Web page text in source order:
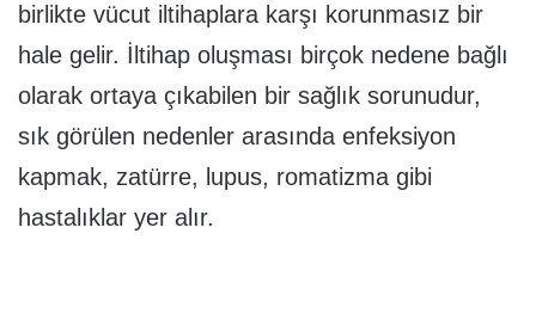
birlikte vücut iltihaplara karşı korunmasız bir
hale gelir. İltihap oluşması birçok nedene bağlı
olarak ortaya çıkabilen bir sağlık sorunudur,
sık görülen nedenler arasında enfeksiyon
kapmak, zatürre, lupus, romatizma gibi
hastalıklar yer alır.